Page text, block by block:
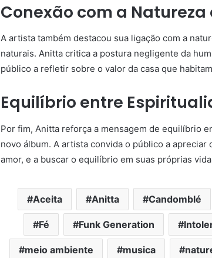
Conexão com a
A artista também destacou sua ligação com a
naturais. Anitta critica a postura negligente da
público a refletir sobre o valor da casa que
Equilíbrio entre
Por fim, Anitta reforça a mensagem de equilíbrio
novo álbum. A artista convida o público a apreciar
amor, e a buscar o equilíbrio em suas próprias
Aceita Anitta Candomblé
Fé Funk Generation
meio ambiente musica